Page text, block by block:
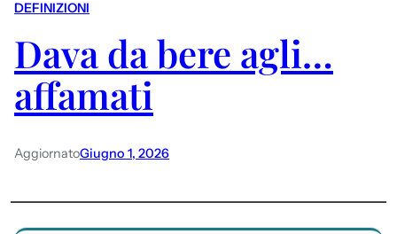
DEFINIZIONI
Dava da bere agli…
affamati
AggiornatoGiugno 1, 2026